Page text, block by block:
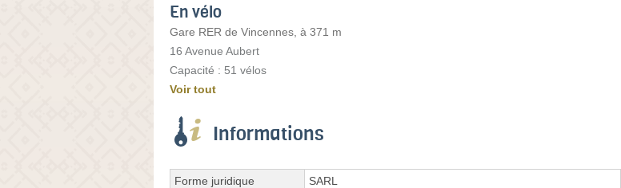
En vélo
Gare RER de Vincennes, à 371 m
16 Avenue Aubert
Capacité : 51 vélos
Voir tout
Informations
Forme juridique
SARL